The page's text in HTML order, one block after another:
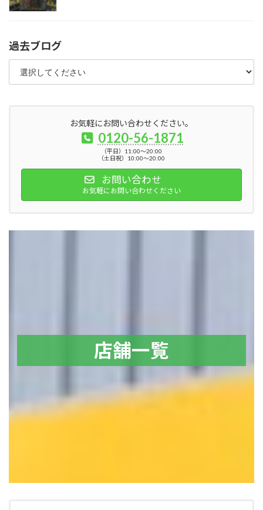
過去ブログ
お気軽にお問い合わせください。
0120-56-1871
（平日）11:00～20:00
（土日祝）10:00～20:00
お問い合わせ
お気軽にお問い合わせください
店舗一覧